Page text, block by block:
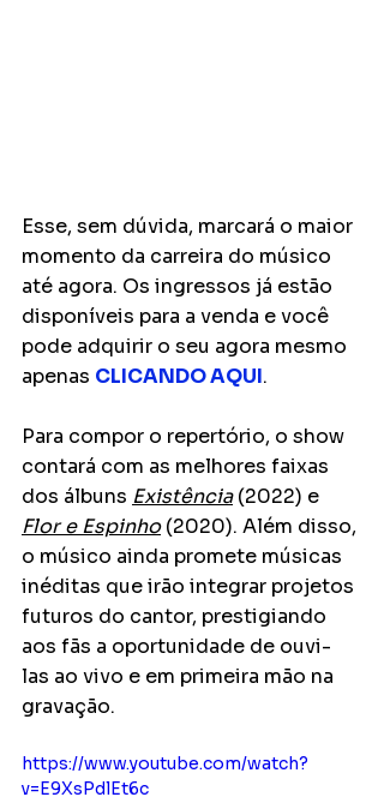
Esse, sem dúvida, marcará o maior
momento da carreira do músico
até agora. Os ingressos já estão
disponíveis para a venda e você
pode adquirir o seu agora mesmo
apenas CLICANDO AQUI.
Para compor o repertório, o show
contará com as melhores faixas
dos álbuns Existência (2022) e
Flor e Espinho (2020). Além disso,
o músico ainda promete músicas
inéditas que irão integrar projetos
futuros do cantor, prestigiando
aos fãs a oportunidade de ouvi-
las ao vivo e em primeira mão na
gravação.
https://www.youtube.com/watch?
v=E9XsPdlEt6c